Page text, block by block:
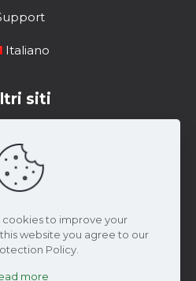
Italiano
siti
di formazione
di marketing
di Supporto
cookies to improve your
website you agree to our
Policy.
more